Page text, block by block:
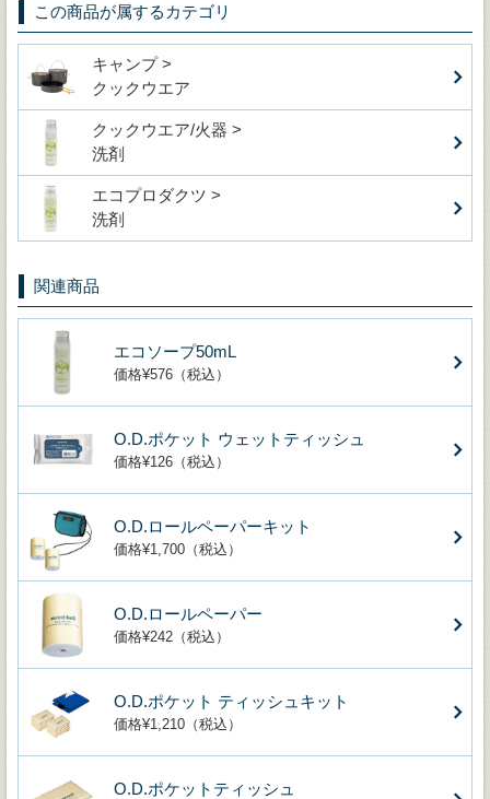
この商品が属するカテゴリ
キャンプ >
クックウエア
クックウエア/火器 >
洗剤
エコプロダクツ >
洗剤
関連商品
エコソープ50mL
価格¥576（税込）
O.D.ポケット ウェットティッシュ
価格¥126（税込）
O.D.ロールペーパーキット
価格¥1,700（税込）
O.D.ロールペーパー
価格¥242（税込）
O.D.ポケット ティッシュキット
価格¥1,210（税込）
O.D.ポケットティッシュ